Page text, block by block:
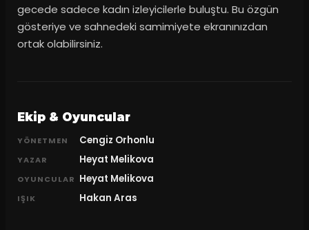
gecede sadece kadın izleyicilerle buluştu. Bu özgün
gösteriye ve sahnedeki samimiyete ekranınızdan
ortak olabilirsiniz.
Ekip & Oyuncular
YÖNETMEN Cengiz Orhonlu
YAZAR Heyat Melikova
OYUNCULAR Heyat Melikova
IŞIK Hakan Aras